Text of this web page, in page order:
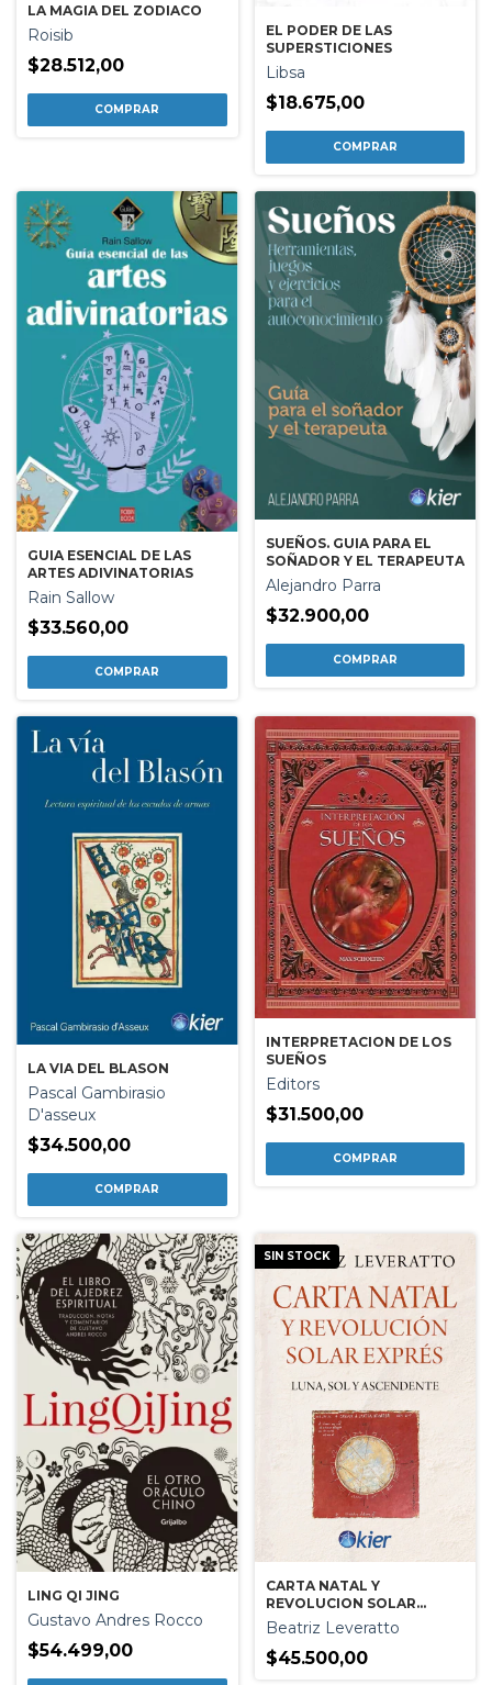
LA MAGIA DEL ZODIACO
Roisib
$28.512,00
EL PODER DE LAS
SUPERSTICIONES
Libsa
$18.675,00
GUIA ESENCIAL DE LAS
ARTES ADIVINATORIAS
Rain Sallow
$33.560,00
SUEÑOS. GUIA PARA EL
SOÑADOR Y EL TERAPEUTA
Alejandro Parra
$32.900,00
LA VIA DEL BLASON
Pascal Gambirasio
D'asseux
$34.500,00
INTERPRETACION DE LOS
SUEÑOS
Editors
$31.500,00
LING QI JING
Gustavo Andres Rocco
$54.499,00
SIN STOCK
CARTA NATAL Y
REVOLUCION SOLAR
EXPRES
Beatriz Leveratto
$45.500,00